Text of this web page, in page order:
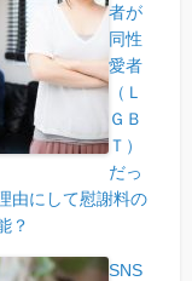
者が
同性
愛者
（Ｌ
ＧＢ
Ｔ）
だっ
由にして慰謝料の
？
SNS